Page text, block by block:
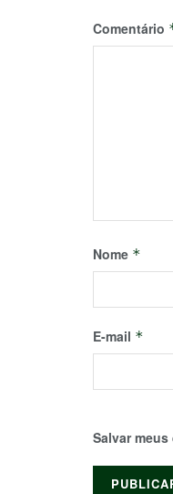
Comentário
Nome *
E-mail *
Salvar